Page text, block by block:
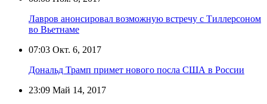
Лавров анонсировал возможную встречу с Тиллерсоном
во Вьетнаме
07:03 Окт. 6, 2017
Дональд Трамп примет нового посла США в России
23:09 Май 14, 2017